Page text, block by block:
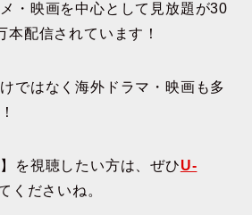
・映画を中心として見放題が30
配信されています！
ではなく海外ドラマ・映画も多
を視聴したい方は、ぜひU-
くださいね。